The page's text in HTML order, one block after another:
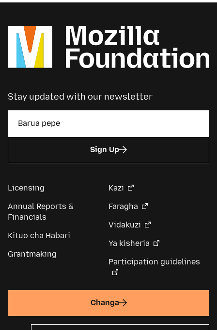
Stay updated with our newsletter
Sign Up
Licensing
Annual Reports &
Financials
Kituo cha Habari
Grantmaking
Kazi
Faragha
Vidakuzi
Ya kisheria
Participation guidelines
Changa